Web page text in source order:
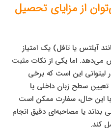
از مزایای تحصیل
آیلتس یا تافل) یک امتیاز
می‌دهد. اما یکی از نکات مثبت
این است که برخی
سطح زبان داخلی یا
با این حال، سفارت ممکن است
بداند یا مصاحبه‌ای دقیق انجام
کند.